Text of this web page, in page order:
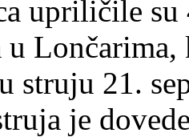
upriličile su
Lončarima,
struju 21.
je